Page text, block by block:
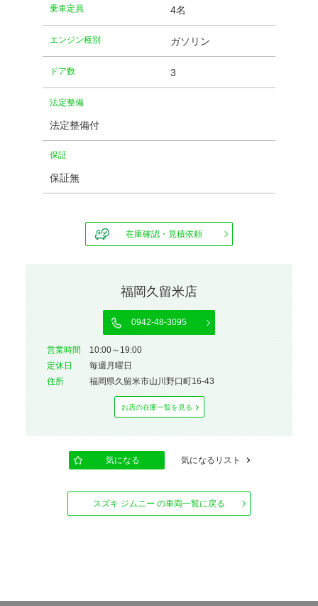
乗車定員 4名
エンジン種別 ガソリン
ドア数 3
法定整備
法定整備付
保証
保証無
在庫確認・見積依頼
福岡久留米店
0942-48-3095
営業時間
10:00～19:00
定休⽇
毎週月曜日
住所
福岡県久留米市山川野口町16-43
お店の在庫⼀覧を⾒る
気になる 気になるリスト
スズキ ジムニー の車両一覧に戻る